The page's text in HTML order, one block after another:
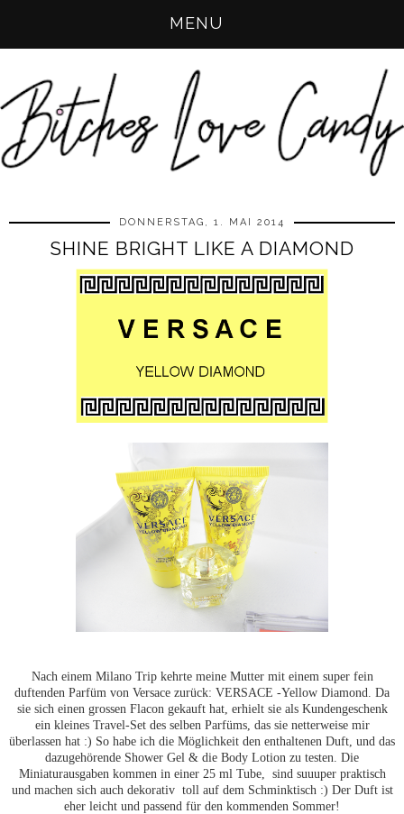
MENU
DONNERSTAG, 1. MAI 2014
SHINE BRIGHT LIKE A DIAMOND
Nach einem Milano Trip kehrte meine Mutter mit einem super fein
duftenden Parfüm von Versace zurück: VERSACE -Yellow Diamond. Da
sie sich einen grossen Flacon gekauft hat, erhielt sie als Kundengeschenk
ein kleines Travel-Set des selben Parfüms, das sie netterweise mir
überlassen hat :) So habe ich die Möglichkeit den enthaltenen Duft, und das
dazugehörende Shower Gel & die Body Lotion zu testen. Die
Miniaturausgaben kommen in einer 25 ml Tube, sind suuuper praktisch
und machen sich auch dekorativ toll auf dem Schminktisch :) Der Duft ist
eher leicht und passend für den kommenden Sommer!